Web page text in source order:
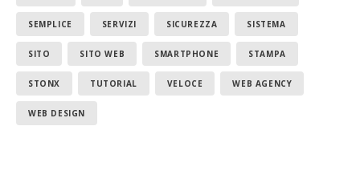
SEMPLICE SERVIZI SICUREZZA SISTEMA
SITO SITO WEB SMARTPHONE STAMPA
STONX TUTORIAL VELOCE WEB AGENCY
WEB DESIGN